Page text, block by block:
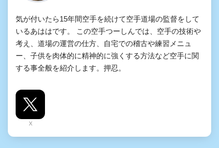
気が付いたら15年間空手を続けて空手道場の監督をして
いるあははです。 この空手つーしんでは、空手の技術や
考え、道場の運営の仕方、自宅での稽古や練習メニュ
ー、子供を肉体的に精神的に強くする方法など空手に関
する事全般を紹介します。押忍。
X